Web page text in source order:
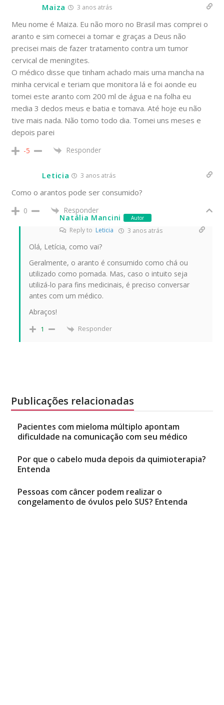
Maiza 3 anos atrás
Meu nome é Maiza. Eu não moro no Brasil mas comprei o
aranto e sim comecei a tomar e graças a Deus não
precisei mais de fazer tratamento contra um tumor
cervical de meningites.
O médico disse que tinham achado mais uma mancha na
minha cervical e teriam que monitora lá e foi aonde eu
tomei este aranto com 200 ml de água e na folha eu
media 3 dedos meus e batia e tomava. Até hoje eu não
tive mais nada. Não tomo todo dia. Tomei uns meses e
depois parei
-5 Responder
Leticia 3 anos atrás
Como o arantos pode ser consumido?
0
Responder
Natália Mancini
Autor
Reply to Leticia 3 anos atrás
Olá, Letícia, como vai?
Geralmente, o aranto é consumido como chá ou
utilizado como pomada. Mas, caso o intuito seja
utilizá-lo para fins medicinais, é preciso conversar
antes com um médico.
Abraços!
1 Responder
Publicações relacionadas
Pacientes com mieloma múltiplo apontam
dificuldade na comunicação com seu médico
Por que o cabelo muda depois da quimioterapia?
Entenda
Pessoas com câncer podem realizar o
congelamento de óvulos pelo SUS? Entenda